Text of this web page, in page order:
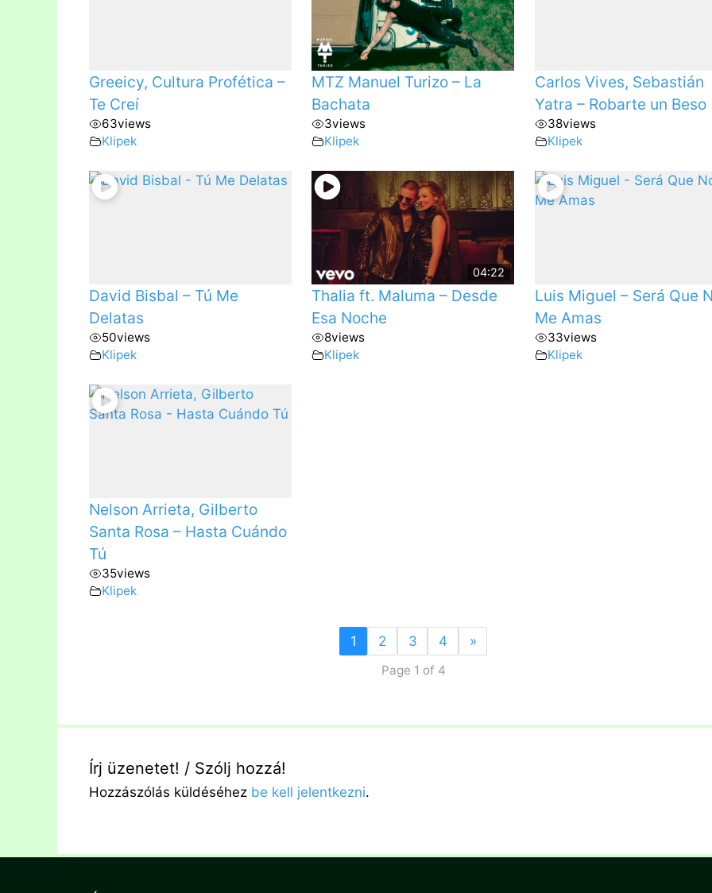
Greeicy, Cultura Profética –
Te Creí
63views
Klipek
MTZ Manuel Turizo – La
Bachata
3views
Klipek
Carlos Vives, Sebastián
Yatra – Robarte un Beso
38views
Klipek
David Bisbal – Tú Me
Delatas
50views
Klipek
04:22
Thalia ft. Maluma – Desde
Esa Noche
8views
Klipek
Luis Miguel – Será Que
Me Amas
33views
Klipek
Nelson Arrieta, Gilberto
Santa Rosa – Hasta Cuándo
Tú
35views
Klipek
1 2 3 4 »
Page 1 of 4
Írj üzenetet! / Szólj hozzá!
Hozzászólás küldéséhez be kell jelentkezni.